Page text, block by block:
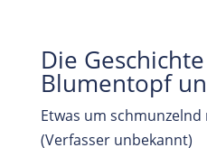
Die
Blumentopf
Etwas um schmunzelnd
(Verfasser unbekannt)